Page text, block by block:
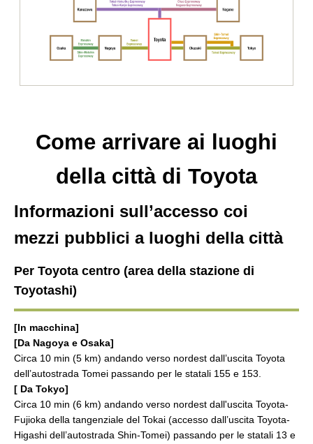
Come arrivare ai luoghi
della città di Toyota
Informazioni sull’accesso coi
mezzi pubblici a luoghi della città
Per Toyota centro (area della stazione di
Toyotashi)
[In macchina]
[Da Nagoya e Osaka]
Circa 10 min (5 km) andando verso nordest dall’uscita Toyota
dell’autostrada Tomei passando per le statali 155 e 153.
[ Da Tokyo]
Circa 10 min (6 km) andando verso nordest dall'uscita Toyota-
Fujioka della tangenziale del Tokai (accesso dall’uscita Toyota-
Higashi dell’autostrada Shin-Tomei) passando per le statali 13 e